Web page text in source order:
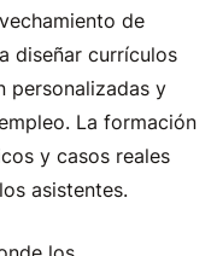
de
diseñar currículos
personalizadas y
La formación
y casos reales
asistentes.